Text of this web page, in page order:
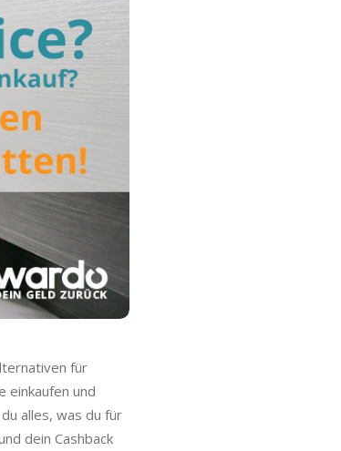
für
einkaufen und
alles, was du für
dein Cashback